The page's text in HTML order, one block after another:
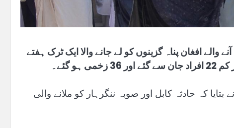
افغان پناہ گزینوں کو لے جانے والا ایک ٹرک ہفتے
گئے۔
کہ حادثہ کابل اور صوبہ ننگرہار کو ملانے والی